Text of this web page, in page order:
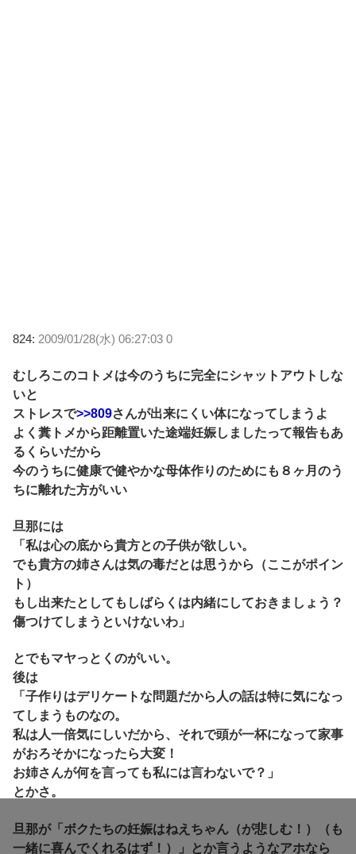
824: 2009/01/28(水) 06:27:03 0
むしろこのコトメは今のうちに完全にシャットアウトしな
いと
ストレスで>>809さんが出来にくい体になってしまうよ
よく糞トメから距離置いた途端妊娠しましたって報告もあ
るくらいだから
今のうちに健康で健やかな母体作りのためにも８ヶ月のう
ちに離れた方がいい
旦那には
「私は心の底から貴方との子供が欲しい。
でも貴方の姉さんは気の毒だとは思うから（ここがポイン
ト）
もし出来たとしてもしばらくは内緒にしておきましょう？
傷つけてしまうといけないわ」
とでもマヤっとくのがいい。
後は
「子作りはデリケートな問題だから人の話は特に気になっ
てしまうものなの。
私は人一倍気にしいだから、それで頭が一杯になって家事
がおろそかになったら大変！
お姉さんが何を言っても私には言わないで？」
とかさ。
旦那が「ボクたちの妊娠はねえちゃん（が悲しむ！）（も
一緒に喜んでくれるはず！）」とか言うようなアホなら